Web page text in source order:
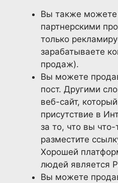
Вы также можете
партнерскими
только
зарабатываете
продаж).
Вы можете
пост. Другими
веб-сайт,
присутствие в
за то, что вы
разместите
Хорошей
людей является
Вы можете